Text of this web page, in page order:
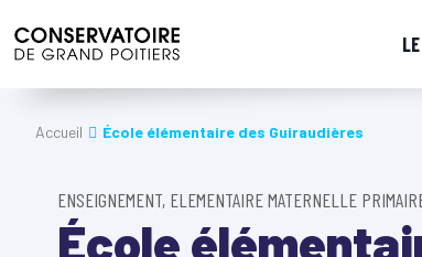
Accueil École élémentaire des Guiraudières
ENSEIGNEMENT, ELEMENTAIRE MATERNELLE
École